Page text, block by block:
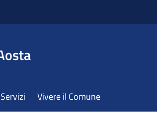
Servizi Vivere il Comune